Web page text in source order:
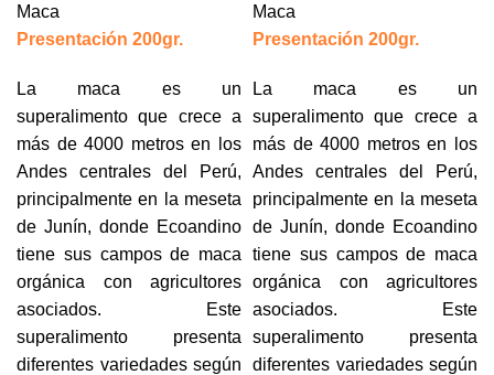
Maca
Presentación 200gr.
La maca es un
superalimento que crece a
más de 4000 metros en los
Andes centrales del Perú,
principalmente en la meseta
de Junín, donde Ecoandino
tiene sus campos de maca
orgánica con agricultores
asociados. Este
superalimento presenta
diferentes variedades según
Maca
Presentación 200gr.
La maca es un
superalimento que crece a
más de 4000 metros en los
Andes centrales del Perú,
principalmente en la meseta
de Junín, donde Ecoandino
tiene sus campos de maca
orgánica con agricultores
asociados. Este
superalimento presenta
diferentes variedades según